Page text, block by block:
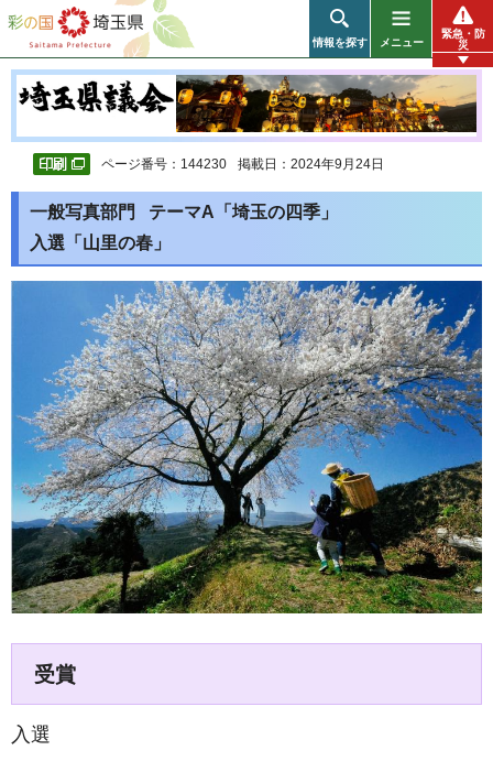
彩の国 埼玉県
情報を探す メニュー
緊急・防
災
ページ番号：144230 掲載日：2024年9月24日
一般写真部門 テーマA「埼玉の四季」
入選「山里の春」
受賞
入選